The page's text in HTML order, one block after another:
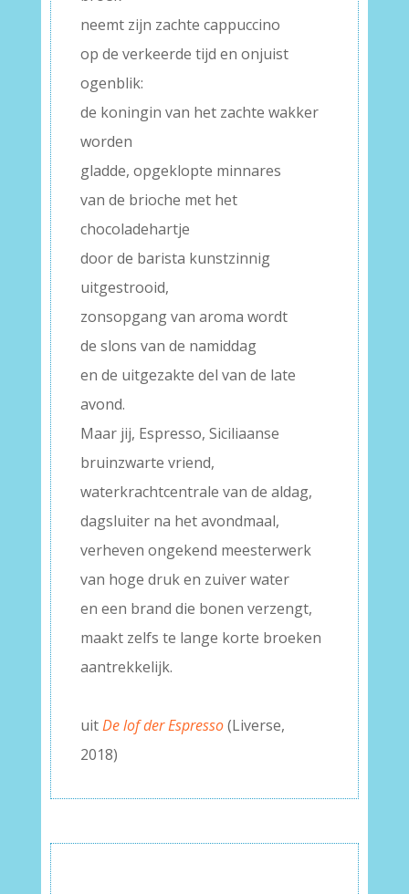
neemt zijn zachte cappuccino
op de verkeerde tijd en onjuist
ogenblik:
de koningin van het zachte wakker
worden
gladde, opgeklopte minnares
van de brioche met het
chocoladehartje
door de barista kunstzinnig
uitgestrooid,
zonsopgang van aroma wordt
de slons van de namiddag
en de uitgezakte del van de late
avond.
Maar jij, Espresso, Siciliaanse
bruinzwarte vriend,
waterkrachtcentrale van de aldag,
dagsluiter na het avondmaal,
verheven ongekend meesterwerk
van hoge druk en zuiver water
en een brand die bonen verzengt,
maakt zelfs te lange korte broeken
aantrekkelijk.
uitDe lof der Espresso(Liverse,
2018)